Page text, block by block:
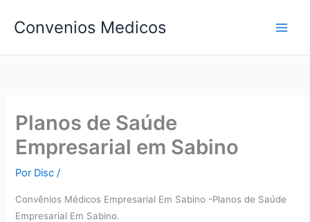
para
conteúdo
Convenios Medicos
Planos de Saúde
Empresarial em Sabino
Por Disc/
Convênios Médicos Empresarial Em Sabino -Planos de Saúde
Empresarial Em Sabino.